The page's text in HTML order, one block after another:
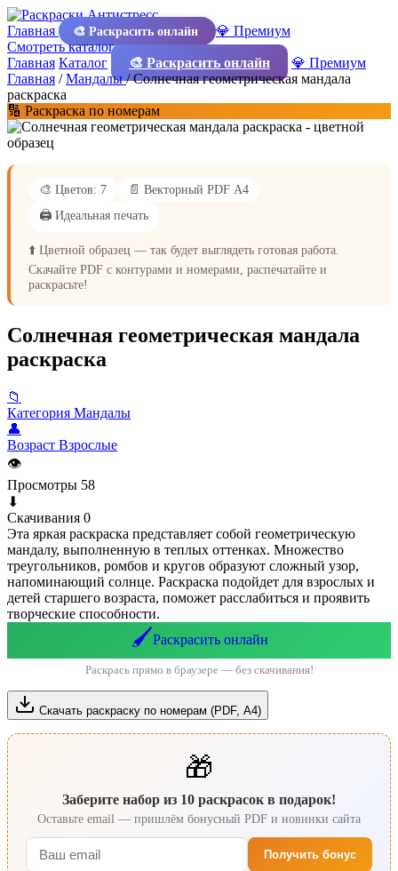
Главная 🎨 Раскрасить онлайн
💎 Премиум
Смотреть каталог
Главная Каталог 🎨 Раскрасить онлайн
💎 Премиум
Главная /Мандалы/Солнечная геометрическая мандала
раскраска
🔢 Раскраска по номерам
🎨 Цветов: 7
📄 Векторный PDF А4
🖨️ Идеальная печать
⬆️ Цветной образец — так будет выглядеть готовая работа.
Скачайте PDF с контурами и номерами, распечатайте и
раскрасьте!
Солнечная геометрическая мандала
раскраска
📁
Категория Мандалы
👤
Возраст Взрослые
👁
Просмотры 58
⬇
Скачивания 0
Эта яркая раскраска представляет собой геометрическую
мандалу, выполненную в теплых оттенках. Множество
треугольников, ромбов и кругов образуют сложный узор,
напоминающий солнце. Раскраска подойдет для взрослых и
детей старшего возраста, поможет расслабиться и проявить
творческие способности.
🖌️Раскрасить онлайн
Раскрась прямо в браузере — без скачивания!
Скачать раскраску по номерам (PDF, А4)
🎁
Заберите набор из 10 раскрасок в подарок!
Оставьте email — пришлём бонусный PDF и новинки сайта
Получить бонус